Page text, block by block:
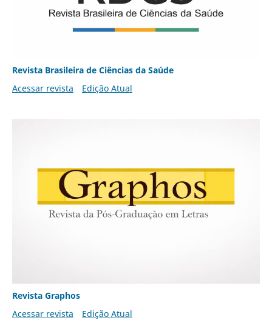
Revista Brasileira de Ciências da Saúde
Acessar revista
Edição Atual
Revista Graphos
Acessar revista
Edição Atual